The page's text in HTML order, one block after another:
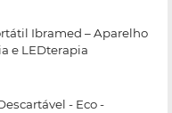
Ibramed – Aparelho
e LEDterapia
- Eco -